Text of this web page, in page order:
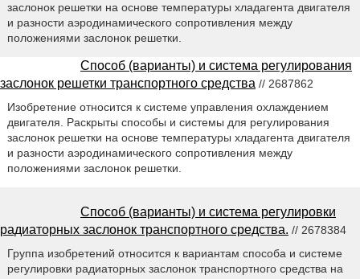
заслонок решетки на основе температуры хладагента двигателя
и разности аэродинамического сопротивления между
положениями заслонок решетки.
Способ (варианты) и система регулирования
заслонок решетки транспортного средства // 2687862
Изобретение относится к системе управления охлаждением
двигателя. Раскрыты способы и системы для регулирования
заслонок решетки на основе температуры хладагента двигателя
и разности аэродинамического сопротивления между
положениями заслонок решетки.
Способ (варианты) и система регулировки
радиаторных заслонок транспортного средства. // 2678384
Группа изобретений относится к вариантам способа и системе
регулировки радиаторных заслонок транспортного средства на